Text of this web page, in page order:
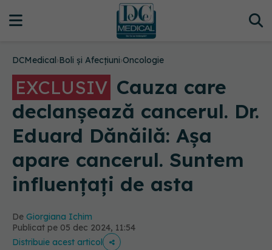
DCMedical›Boli și Afecțiuni›Oncologie
EXCLUSIV Cauza care
declanșează cancerul. Dr.
Eduard Dănăilă: Așa
apare cancerul. Suntem
influențați de asta
De Giorgiana Ichim
Publicat pe 05 dec 2024, 11:54
Distribuie acest articol